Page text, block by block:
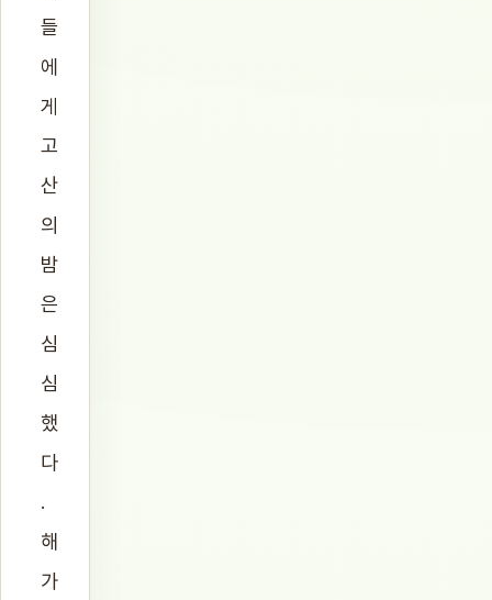
들
에
게
고
산
의
밤
은
심
심
했
다
.
해
가